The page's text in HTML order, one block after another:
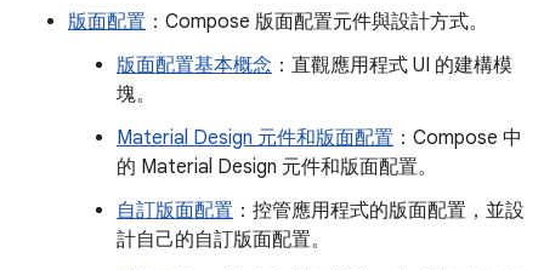
版面配置 ：Compose 版面配置元件與設計方式。
版面配置基本概念 ：直觀應用程式 UI 的建構模
塊。
Material Design 元件和版面配置 ：Compose 中
的 Material Design 元件和版面配置。
自訂版面配置 ：控管應用程式的版面配置，並設
計自己的自訂版面配置。